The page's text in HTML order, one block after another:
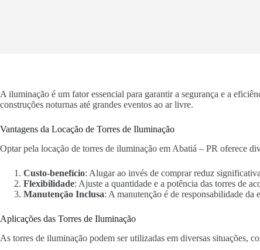
A iluminação é um fator essencial para garantir a segurança e a
construções noturnas até grandes eventos ao ar livre.
Vantagens da Locação de Torres de Iluminação
Optar pela locação de torres de iluminação em Abatiá – PR oferece
Custo-benefício: Alugar ao invés de comprar reduz
Flexibilidade: Ajuste a quantidade e a potência das torres de
Manutenção Inclusa: A manutenção é de responsabilidade da
Aplicações das Torres de Iluminação
As torres de iluminação podem ser utilizadas em diversas situações,